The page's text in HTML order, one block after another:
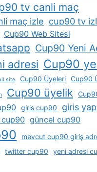
tv canli maç
maç izle cup90 tv
Cup90 Web Sitesi
Cup90 Yeni
adresi Cup90
site Cup90 Üyeleri Cup90
Cup90 üyelik
giris cup90 giris
güncel cup90
mevcut cup90 giriş
twitter cup90 yeni adresi